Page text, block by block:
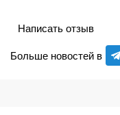
Больше новостей в
Написать отзыв